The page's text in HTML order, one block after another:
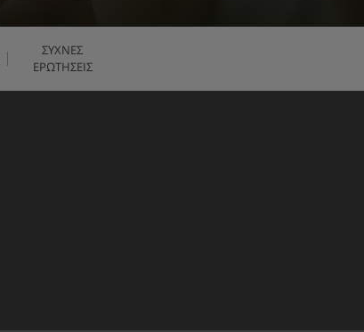
ΣΥΧΝΕΣ
ΕΡΩΤΗΣΕΙΣ